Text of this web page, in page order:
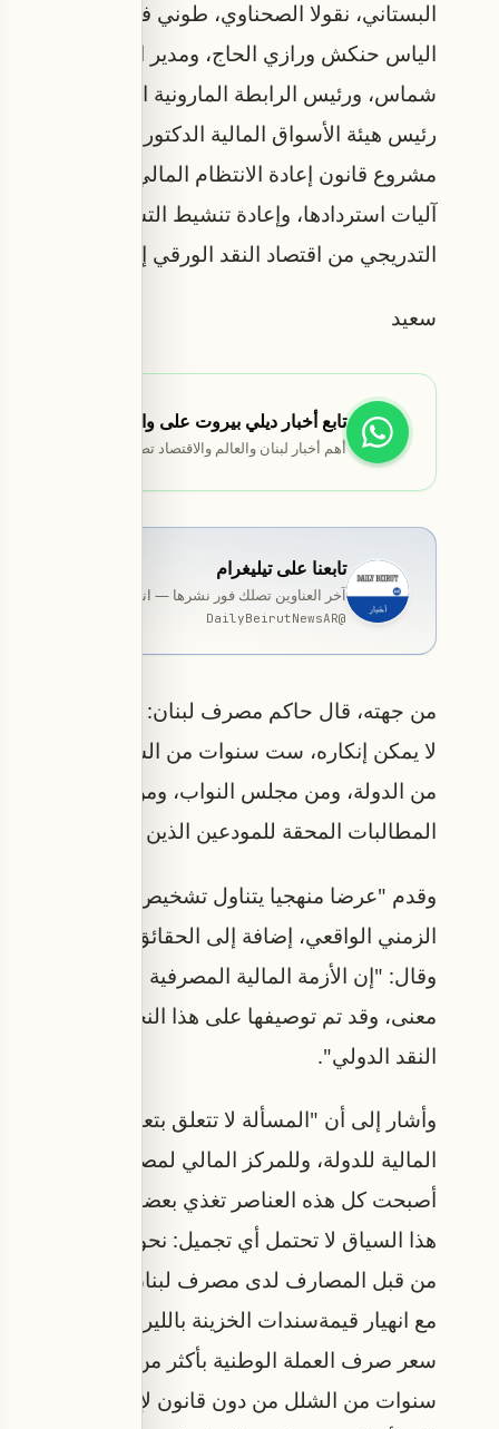
البستاني، نقولا الصحناوي، طوني فرنجية، فيصل
الياس حنكش ورازي الحاج، ومدير المجلس
شماس، ورئيس الرابطة المارونية المهندس مارون
رئيس هيئة الأسواق المالية الدكتور محمود
مشروع قانون إعادة الانتظام المالي واسترداد
آليات استردادها، وإعادة تنشيط التسليف للقطاع
التدريجي من اقتصاد النقد الورقي إلى اقتصاد
سعيد
تابع أخبار ديلي بيروت على واتساب
أهم أخبار لبنان والعالم والاقتصاد تصلك مباشرة.
تابعنا على تيليغرام
آخر العناوين تصلك فور نشرها — انضمّ إلى قناة المخصّصة
@
DailyBeirutNewsAR
من جهته، قال حاكم مصرف لبنان: "لقد مضت ست
لا يمكن إنكاره، ست سنوات من الشلل والتعطيل
من الدولة، ومن مجلس النواب، ومن المصارف،
المطالبات المحقة للمودعين الذين ائتمنوا هذا
وقدم "عرضا منهجيا يتناول تشخيص الأزمة،
الزمني الواقعي، إضافة إلى الحقائق الأساسية
وقال: "إن الأزمة المالية المصرفية في لبنان هي، من
معنى، وقد تم توصيفها على هذا النحو من قبل العديد
النقد الدولي".
وأشار إلى أن "المسألة لا تتعلق بتعثر مصرف
المالية للدولة، وللمركز المالي لمصرف لبنان،
أصبحت كل هذه العناصر تغذي بعضها البعض وصولاّ
مع انهيار قيمةسندات الخزينة بالليرة اللبنانية